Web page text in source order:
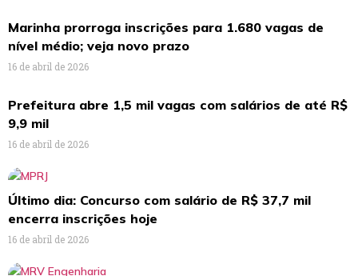
Marinha prorroga inscrições para 1.680 vagas de
nível médio; veja novo prazo
16 de abril de 2026
Prefeitura abre 1,5 mil vagas com salários de até R$
9,9 mil
16 de abril de 2026
Último dia: Concurso com salário de R$ 37,7 mil
encerra inscrições hoje
16 de abril de 2026